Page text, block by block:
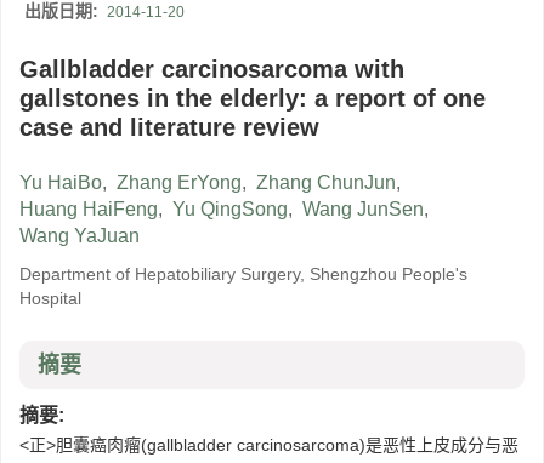
出版日期: 2014-11-20
Gallbladder carcinosarcoma with
gallstones in the elderly: a report of one
case and literature review
Yu HaiBo, Zhang ErYong, Zhang ChunJun,
Huang HaiFeng, Yu QingSong, Wang JunSen,
Wang YaJuan
Department of Hepatobiliary Surgery, Shengzhou People's
Hospital
摘要
摘要:
<正>胆囊癌肉瘤(gallbladder carcinosarcoma)是恶性上皮成分与恶